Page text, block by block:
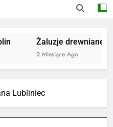
Żaluzje drewniane
2 Miesiące Ago
Lubliniec